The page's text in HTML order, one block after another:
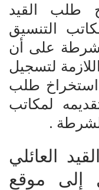
طلب القيد
التنسيق
على أن
لتسجيل
استخراخ طلب
لمكاتب
.
العائلي
إلى موقع